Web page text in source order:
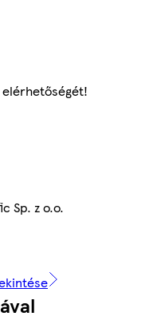
elérhetőségét!
Sp. z o.o.